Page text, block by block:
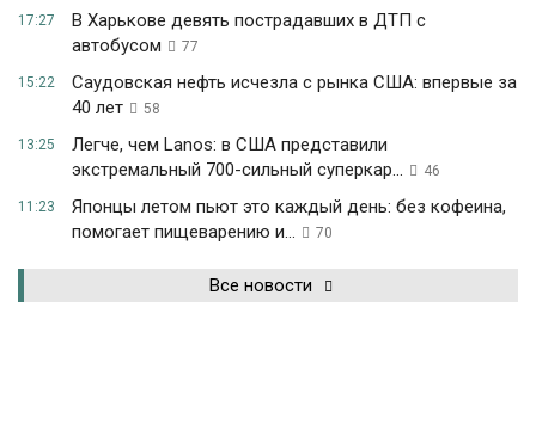
17:27
В Харькове девять пострадавших в ДТП с
автобусом
77
15:22
Саудовская нефть исчезла с рынка США: впервые за
40 лет
58
13:25
Легче, чем Lanos: в США представили
экстремальный 700-сильный суперкар...
46
11:23
Японцы летом пьют это каждый день: без кофеина,
помогает пищеварению и...
70
Все новости